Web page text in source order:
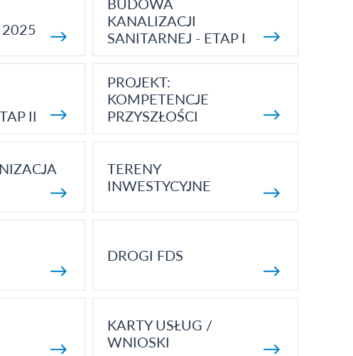
2025
BUDOWA
KANALIZACJI
SANITARNEJ - ETAP I
II
PROJEKT:
KOMPETENCJE
PRZYSZŁOŚCI
TERENY
INWESTYCYJNE
DROGI FDS
KARTY USŁUG /
WNIOSKI